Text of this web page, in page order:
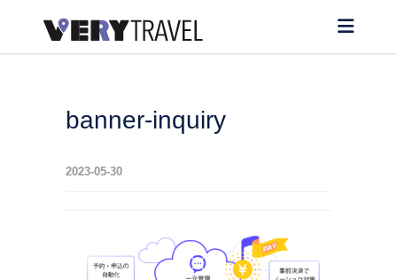
banner-inquiry
2023-05-30